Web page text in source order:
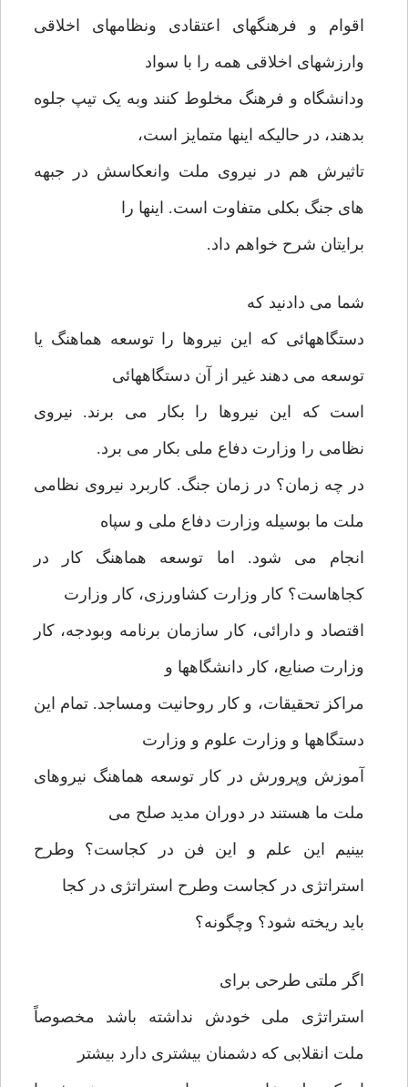
اقوام و فرهنگهای اعتقادی ونظامهای اخلاقی
وارزشهای اخلاقی همه را با سواد
ودانشگاه و فرهنگ مخلوط کنند وبه یک تیپ جلوه
بدهند، در حالیکه اینها متمایز است،
تاثیرش هم در نیروی ملت وانعکاسش در جبهه
های جنگ بکلی متفاوت است. اینها را
برایتان شرح خواهم داد.
شما می دادنید که
دستگاههائی که این نیروها را توسعه هماهنگ یا
توسعه می دهند غیر از آن دستگاههائی
است که این نیروها را بکار می برند. نیروی
نظامی را وزارت دفاع ملی بکار می برد.
در چه زمان؟ در زمان جنگ. کاربرد نیروی نظامی
ملت ما بوسیله وزارت دفاع ملی و سپاه
انجام می شود. اما توسعه هماهنگ کار در
کجاهاست؟ کار وزارت کشاورزی، کار وزارت
اقتصاد و دارائی، کار سازمان برنامه وبودجه، کار
وزارت صنایع، کار دانشگاهها و
مراکز تحقیقات، و کار روحانیت ومساجد. تمام این
دستگاهها و وزارت علوم و وزارت
آموزش وپرورش در کار توسعه هماهنگ نیروهای
ملت ما هستند در دوران مدید صلح می
بینیم این علم و این فن در کجاست؟ وطرح
استراتژی در کجاست وطرح استراتژی در کجا
باید ریخته شود؟ وچگونه؟
اگر ملتی طرحی برای
استراتژی ملی خودش نداشته باشد مخصوصاً
ملت انقلابی که دشمنان بیشتری دارد بیشتر